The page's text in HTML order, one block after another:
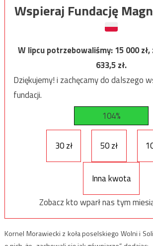
Wspieraj Fundację
W lipcu potrzebowaliśmy:15 000
633,5zł.
Dziękujemy! i zachęcamy do dalszego
fundacji.
104%
30 zł 50 zł
Inna kwota
Zobacz kto wparł nas tym
Kornel Morawiecki z koła poselskiego Wolni i